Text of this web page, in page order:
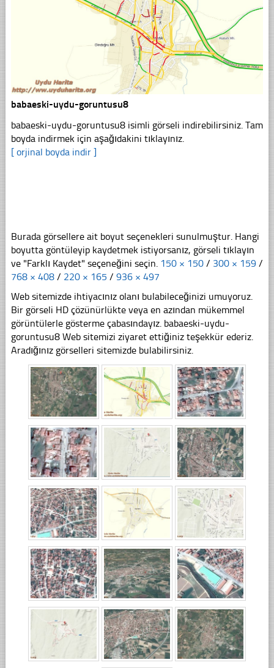
babaeski-uydu-goruntusu8
babaeski-uydu-goruntusu8 isimli görseli indirebilirsiniz. Tam
boyda indirmek için aşağıdakini tıklayınız.
[ orjinal boyda indir ]
Burada görsellere ait boyut seçenekleri sunulmuştur. Hangi
boyutta göntüleyip kaydetmek istiyorsanız, görseli tıklayın
ve "Farklı Kaydet" seçeneğini seçin. 150 × 150 / 300 × 159 /
768 × 408 / 220 × 165 / 936 × 497
Web sitemizde ihtiyacınız olanı bulabileceğinizi umuyoruz.
Bir görseli HD çözünürlükte veya en azından mükemmel
görüntülerle gösterme çabasındayız. babaeski-uydu-
goruntusu8 Web sitemizi ziyaret ettiğiniz teşekkür ederiz.
Aradığınız görselleri sitemizde bulabilirsiniz.